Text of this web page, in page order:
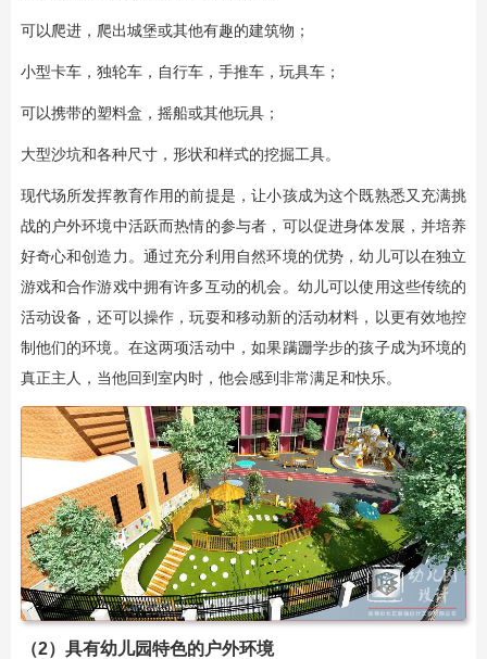
可以爬进，爬出城堡或其他有趣的建筑物；
小型卡车，独轮车，自行车，手推车，玩具车；
可以携带的塑料盒，摇船或其他玩具；
大型沙坑和各种尺寸，形状和样式的挖掘工具。
现代场所发挥教育作用的前提是，让小孩成为这个既熟悉又充满挑
战的户外环境中活跃而热情的参与者，可以促进身体发展，并培养
好奇心和创造力。通过充分利用自然环境的优势，幼儿可以在独立
游戏和合作游戏中拥有许多互动的机会。幼儿可以使用这些传统的
活动设备，还可以操作，玩耍和移动新的活动材料，以更有效地控
制他们的环境。在这两项活动中，如果蹒跚学步的孩子成为环境的
真正主人，当他回到室内时，他会感到非常满足和快乐。
（2）具有幼儿园特色的户外环境